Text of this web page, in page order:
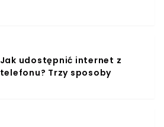
Jak udostępnić internet z
telefonu? Trzy sposoby